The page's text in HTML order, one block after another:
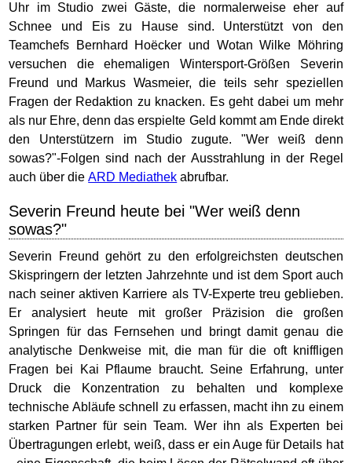
Uhr im Studio zwei Gäste, die normalerweise eher auf
Schnee und Eis zu Hause sind. Unterstützt von den
Teamchefs Bernhard Hoëcker und Wotan Wilke Möhring
versuchen die ehemaligen Wintersport-Größen Severin
Freund und Markus Wasmeier, die teils sehr speziellen
Fragen der Redaktion zu knacken. Es geht dabei um mehr
als nur Ehre, denn das erspielte Geld kommt am Ende direkt
den Unterstützern im Studio zugute. "Wer weiß denn
sowas?"-Folgen sind nach der Ausstrahlung in der Regel
auch über dieARD Mediathek abrufbar.
Severin Freund heute bei "Wer weiß denn
sowas?"
Severin Freund gehört zu den erfolgreichsten deutschen
Skispringern der letzten Jahrzehnte und ist dem Sport auch
nach seiner aktiven Karriere als TV-Experte treu geblieben.
Er analysiert heute mit großer Präzision die großen
Springen für das Fernsehen und bringt damit genau die
analytische Denkweise mit, die man für die oft kniffligen
Fragen bei Kai Pflaume braucht. Seine Erfahrung, unter
Druck die Konzentration zu behalten und komplexe
technische Abläufe schnell zu erfassen, macht ihn zu einem
starken Partner für sein Team. Wer ihn als Experten bei
Übertragungen erlebt, weiß, dass er ein Auge für Details hat